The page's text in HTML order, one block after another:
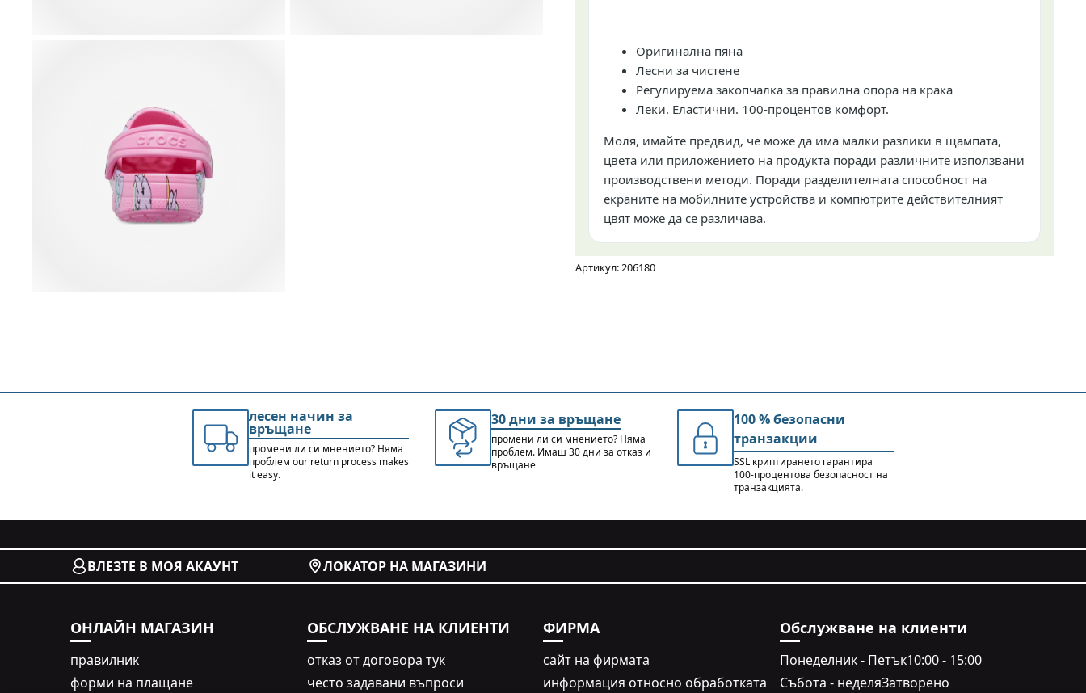
Oригинална пяна
Лесни за чистене
Регулируема закопчалка за правилна опора на крака
Леки. Еластични. 100-процентов комфорт.
Моля, имайте предвид, че може да има малки разлики в щампата,
цвета или приложението на продукта поради различните използвани
производствени методи. Поради разделителната способност на
екраните на мобилните устройства и компютрите действителният
цвят може да се различава.
Артикул: 206180
лесен начин за
връщане
промени ли си мнението? Няма
проблем our return process makes
it easy.
30 дни за връщане
промени ли си мнението? Няма
проблем. Имаш 30 дни за отказ и
връщане
100 % безопасни
транзакции
SSL криптирането гарантира
100-процентова безопасност на
транзакцията.
ВЛЕЗТЕ В МОЯ АКАУНТ ЛОКАТОР НА МАГАЗИНИ
ОНЛАЙН МАГАЗИН
правилник
форми на плащане
ОБСЛУЖВАНЕ НА КЛИЕНТИ
oтказ от договора тук
често задавани въпроси
ФИРМА
сайт на фирмата
информация относно обработката
Обслужване на клиенти
Понеделник - Петък10:00 - 15:00
Събота - неделяЗатворено